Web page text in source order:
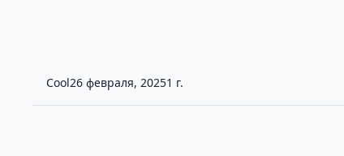
Cool26 февраля, 20251 г.